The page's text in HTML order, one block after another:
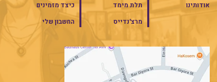
אודותינו
תלת מימד
מרצ'נדייס
כיצד מזמינים
החשבון שלי